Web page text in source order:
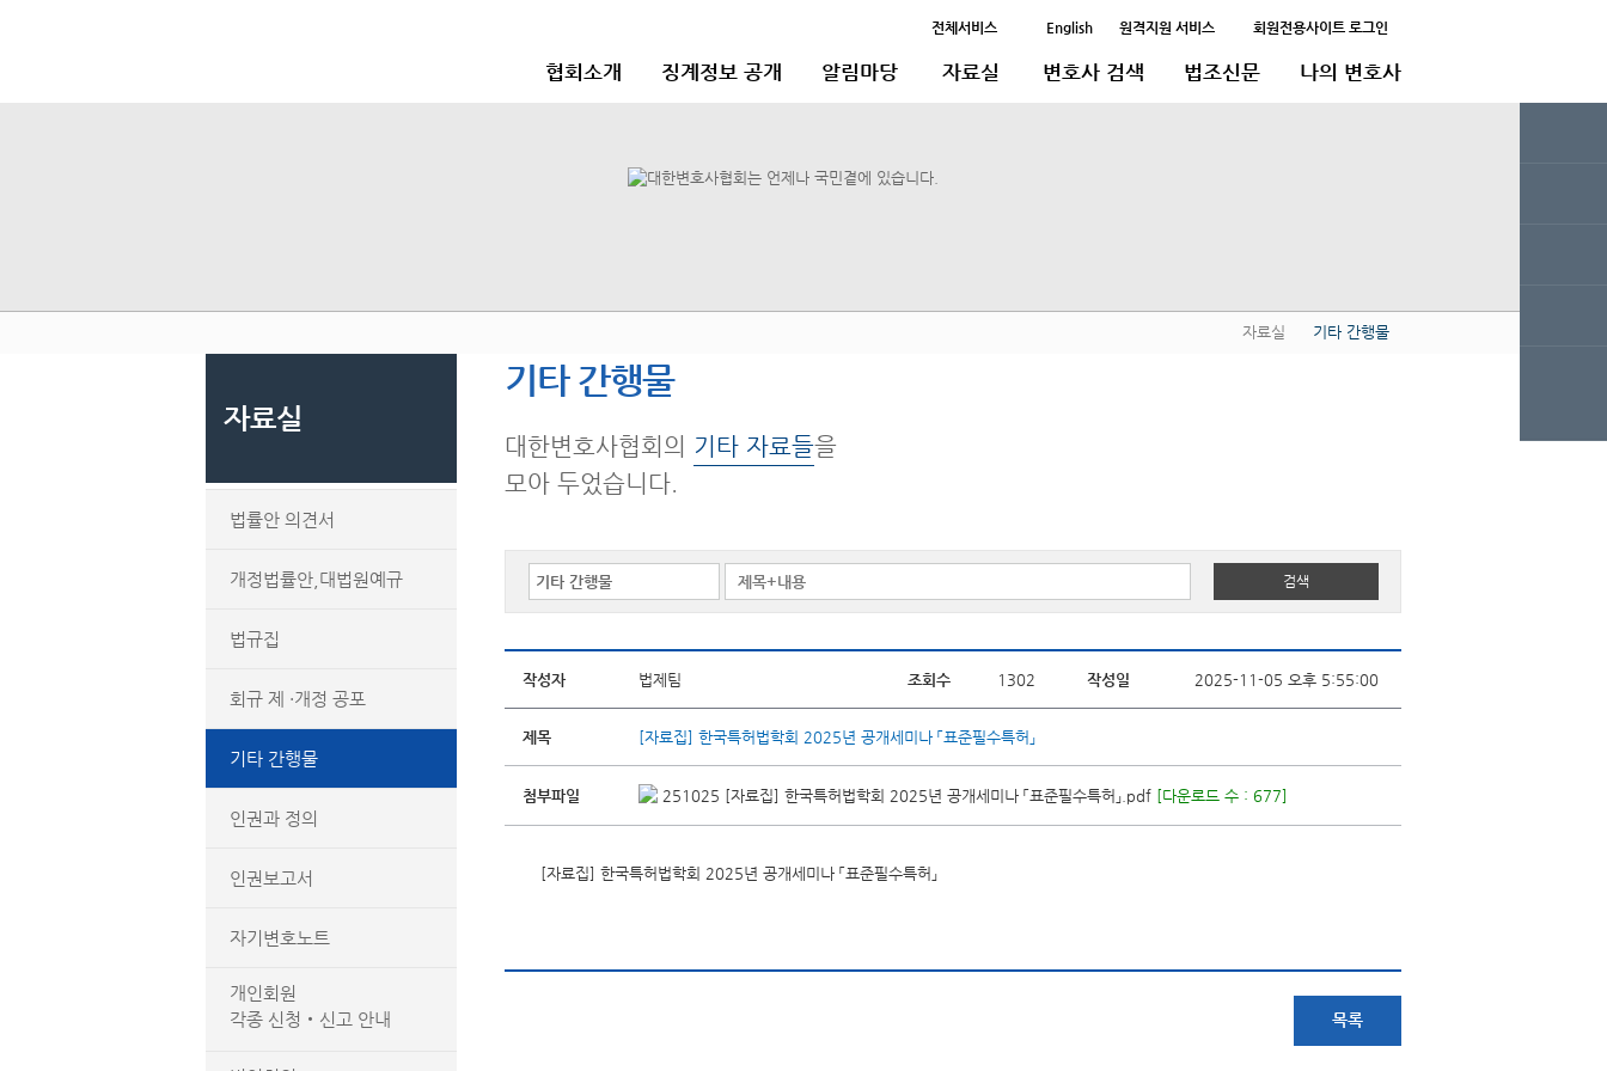
전체서비스 English 원격지원 서비스 회원전용사이트 로그인
협회소개 징계정보 공개 알림마당 자료실 변호사 검색 법조신문 나의 변호사
자료실 기타 간행물
자료실
법률안 의견서
개정법률안,대법원예규
법규집
회규 제 ·개정 공포
기타 간행물
인권과 정의
인권보고서
자기변호노트
개인회원
각종 신청‧신고 안내
기타 간행물
대한변호사협회의 기타 자료들을
모아 두었습니다.
작성자 법제팀 조회수 1302 작성일 2025-11-05 오후 5:55:00
제목 [자료집] 한국특허법학회 2025년 공개세미나 「표준필수특허」
첨부파일 251025 [자료집] 한국특허법학회 2025년 공개세미나 「표준필수특허」.pdf [다운로드 수 : 677]
[자료집] 한국특허법학회 2025년 공개세미나 「표준필수특허」
목록